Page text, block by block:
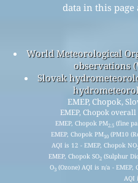
data in this
World Meteorological
observations
Slovak
EMEP, Chopok,
EMEP, Chopok
EMEP, Chopok PM2.5(fine
EMEP, Chopok PM10(PM10
AQI is 12 - EMEP, Chopok NO
EMEP, Chopok SO2(Sulphur
O3(Ozone) AQI is n/a - EMEP,
AQI